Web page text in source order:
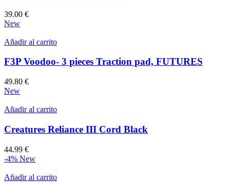
39.00 €
New
Añadir al carrito
F3P Voodoo- 3 pieces Traction pad, FUTURES
49.80 €
New
Añadir al carrito
Creatures Reliance III Cord Black
44.99 €
-4% New
Añadir al carrito